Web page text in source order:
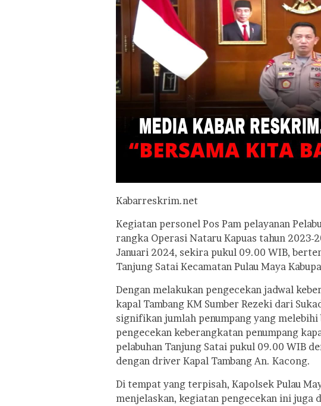
Kabarreskrim.net
Kegiatan personel Pos Pam pelayanan
rangka Operasi Nataru Kapuas tahun 2023-
Januari 2024, sekira pukul 09.00 WIB,
Tanjung Satai Kecamatan Pulau Maya
Dengan melakukan pengecekan jadwal
kapal Tambang KM Sumber Rezeki dari
signifikan jumlah penumpang yang
pengecekan keberangkatan penumpang
pelabuhan Tanjung Satai pukul 09.00 WIB
dengan driver Kapal Tambang An. Kacong.
Di tempat yang terpisah, Kapolsek Pulau
menjelaskan, kegiatan pengecekan ini juga